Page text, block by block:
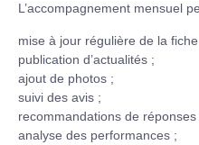
L’accompagnement mensuel
mise à jour régulière de la
publication d’actualités ;
ajout de photos ;
suivi des avis ;
recommandations de réponses
analyse des performances ;